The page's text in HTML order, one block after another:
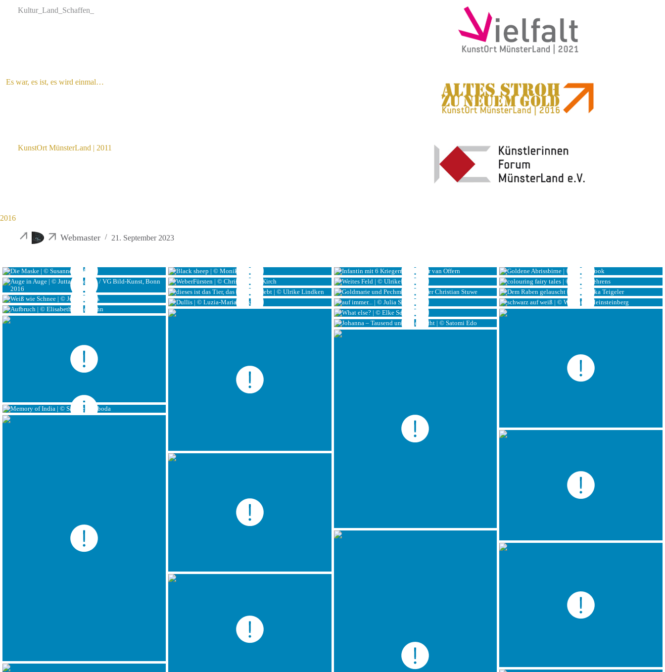
Kultur_Land_Schaffen_
Es war, es ist, es wird einmal…
KunstOrt MünsterLand | 2011
2016
Webmaster 21. September 2023